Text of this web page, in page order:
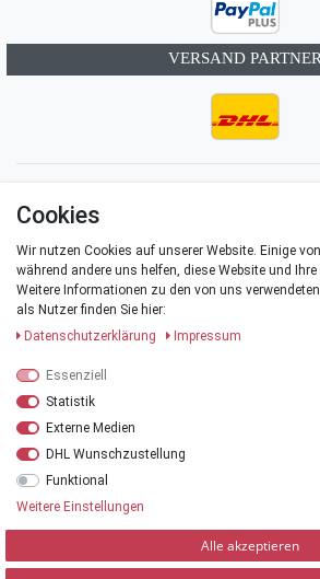
VERSAND
Barrierefreiheitserklärung Widerrufs­recht
© Copyright 2026 | Alle Rechte
Cookies
Wir nutzen Cookies auf unserer Website. Einige
während andere uns helfen, diese Website und
Weitere Informationen zu den von uns
als Nutzer finden Sie hier:
Daten­schutz­erklärung
Impressum
Essenziell
Statistik
Externe Medien
DHL Wunschzustellung
Funktional
Weitere Einstellungen
Alle akzeptieren